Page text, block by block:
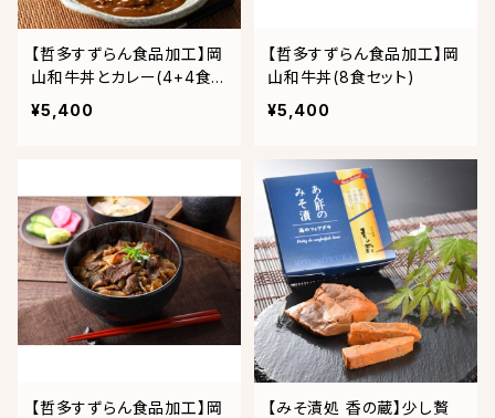
【哲多すずらん食品加工】岡
山和牛丼とカレー(4+4食セ
ット)
¥5,400
【哲多すずらん食品加工】岡
山和牛丼(8食セット)
¥5,400
【哲多すずらん食品加工】岡
【みそ漬処 香の蔵】少し贅